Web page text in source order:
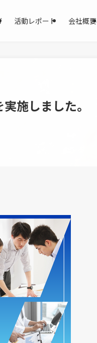
活動レポート 会社概要
施しました。